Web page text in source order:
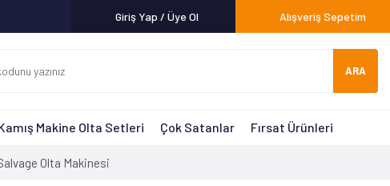
Giriş Yap / Üye Ol Alışveriş Sepetim
ARA
Makine Olta Setleri Çok Satanlar Fırsat Ürünleri
Olta Makinesi